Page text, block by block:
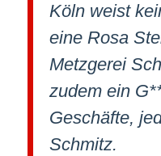
Köln weist
eine Rosa
Metzgerei
zudem ein
Geschäfte,
Schmitz.